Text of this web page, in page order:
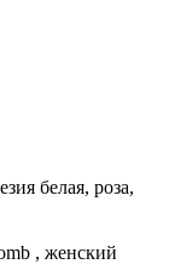
белая, роза,
, женский